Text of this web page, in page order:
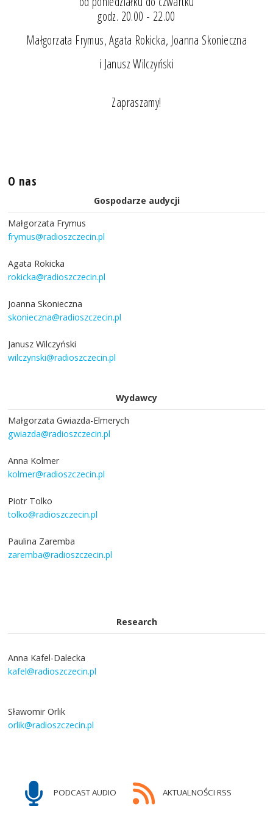
godz. 20.00 - 22.00
Małgorzata Frymus, Agata Rokicka, Joanna Skonieczna
i Janusz Wilczyński
Zapraszamy!
O nas
Gospodarze audycji
Małgorzata Frymus
frymus@radioszczecin.pl
Agata Rokicka
rokicka@radioszczecin.pl
Joanna Skonieczna
skonieczna@radioszczecin.pl
Janusz Wilczyński
wilczynski@radioszczecin.pl
Wydawcy
Małgorzata Gwiazda-Elmerych
gwiazda@radioszczecin.pl
Anna Kolmer
kolmer@radioszczecin.pl
Piotr Tolko
tolko@radioszczecin.pl
Paulina Zaremba
zaremba@radioszczecin.pl
Research
Anna Kafel-Dalecka
kafel@radioszczecin.pl
Sławomir Orlik
orlik@radioszczecin.pl
PODCAST AUDIO AKTUALNOŚCI RSS